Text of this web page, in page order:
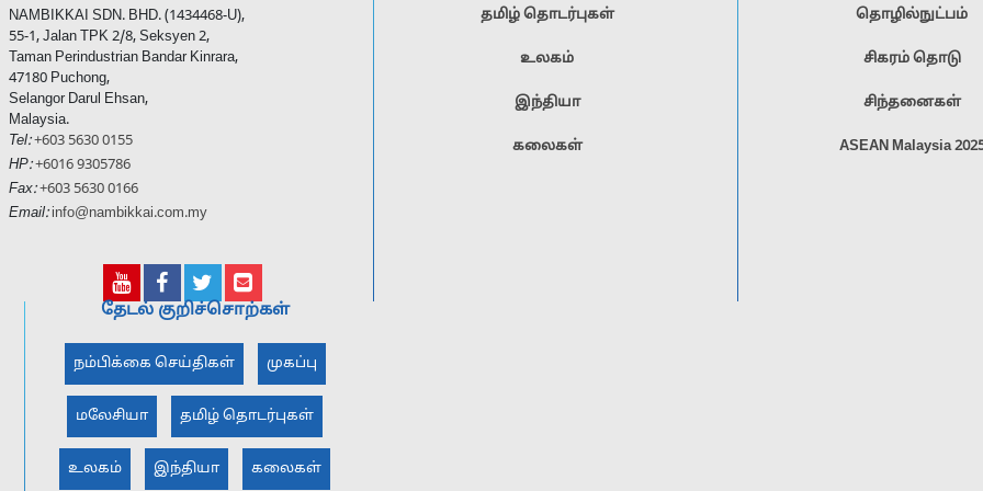
NAMBIKKAI SDN. BHD. (1434468-U),
55-1, Jalan TPK 2/8, Seksyen 2,
Taman Perindustrian Bandar Kinrara,
47180 Puchong,
Selangor Darul Ehsan,
Malaysia.
Tel:+603 5630 0155
HP:+6016 9305786
Fax:+603 5630 0166
Email: info@nambikkai.com.my
தமிழ் தொடர்புகள்
உலகம்
இந்தியா
கலைகள்
தொழில்நுட்பம்
சிகரம் தொடு
சிந்தனைகள்
ASEAN Malaysia
தேடல் குறிச்சொற்கள்
நம்பிக்கை செய்திகள் முகப்பு
மலேசியா தமிழ் தொடர்புகள்
உலகம் இந்தியா கலைகள்